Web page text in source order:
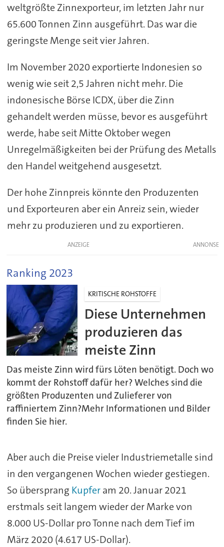
weltgrößte Zinnexporteur, im letzten Jahr nur
65.600 Tonnen Zinn ausgeführt. Das war die
geringste Menge seit vier Jahren.
Im November 2020 exportierte Indonesien so
wenig wie seit 2,5 Jahren nicht mehr. Die
indonesische Börse ICDX, über die Zinn
gehandelt werden müsse, bevor es ausgeführt
werde, habe seit Mitte Oktober wegen
Unregelmäßigkeiten bei der Prüfung des Metalls
den Handel weitgehend ausgesetzt.
Der hohe Zinnpreis könnte den Produzenten
und Exporteuren aber ein Anreiz sein, wieder
mehr zu produzieren und zu exportieren.
ANZEIGE
Ranking 2023
KRITISCHE ROHSTOFFE
Diese Unternehmen
produzieren das
meiste Zinn
Das meiste Zinn wird fürs Löten benötigt. Doch wo
kommt der Rohstoff dafür her? Welches sind die
größten Produzenten und Zulieferer von
raffiniertem Zinn?Mehr Informationen und Bilder
finden Sie hier.
Aber auch die Preise vieler Industriemetalle sind
in den vergangenen Wochen wieder gestiegen.
So übersprang Kupferam 20. Januar 2021
erstmals seit langem wieder der Marke von
8.000 US-Dollar pro Tonne nach dem Tief im
März 2020 (4.617 US-Dollar).